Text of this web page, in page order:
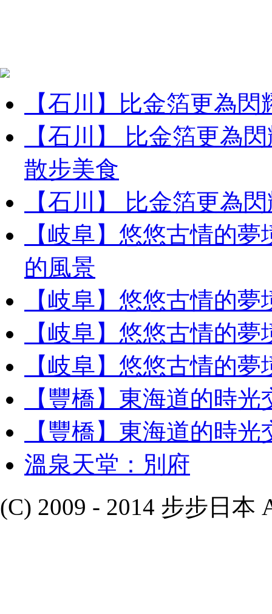
【石川】比金箔更為
【石川】 比金箔更為
散步美食
【石川】 比金箔更為
【岐阜】悠悠古情的
的風景
【岐阜】悠悠古情的
【岐阜】悠悠古情的
【岐阜】悠悠古情的
【豐橋】東海道的時光
【豐橋】東海道的時光
溫泉天堂：別府
(C) 2009 - 2014 步步日本